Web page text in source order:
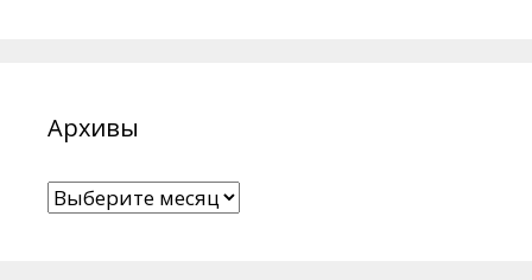
Архивы
Архивы